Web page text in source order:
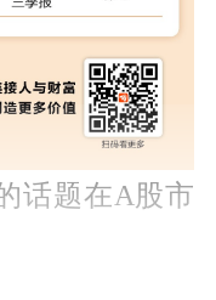
话题在A股市